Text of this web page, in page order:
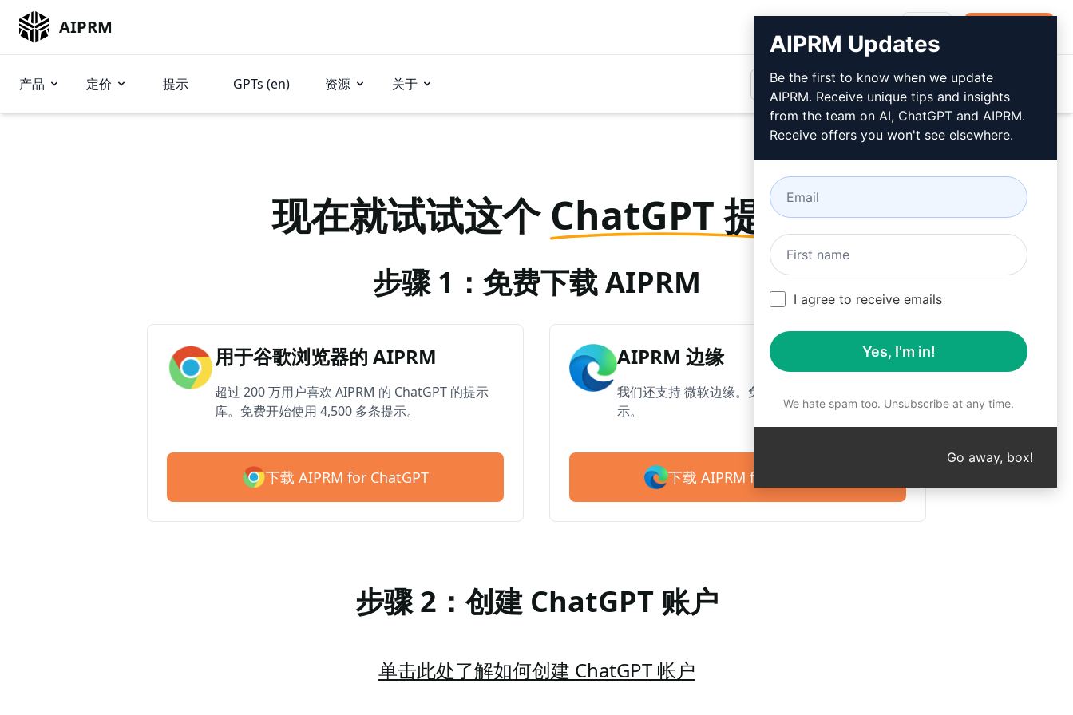
AIPRM
产品 定价 提示 GPTs (en) 资源 关于
现在就试试这个 ChatGPT 提示
步骤 1：免费下载 AIPRM
用于谷歌浏览器的 AIPRM
超过 200 万用户喜欢 AIPRM 的 ChatGPT 的提示
库。免费开始使用 4,500 多条提示。
下载 AIPRM for ChatGPT
AIPRM 边缘
我们还支持 微软边缘。免费开始使用 4,500 多条提
示。
下载 AIPRM for ChatGPT
步骤 2：创建 ChatGPT 账户
单击此处了解如何创建 ChatGPT 帐户
AIPRM Updates
Be the first to know when we update
AIPRM. Receive unique tips and insights
from the team on AI, ChatGPT and AIPRM.
Receive offers you won't see elsewhere.
I agree to receive emails
Yes, I'm in!
We hate spam too. Unsubscribe at any time.
Go away, box!